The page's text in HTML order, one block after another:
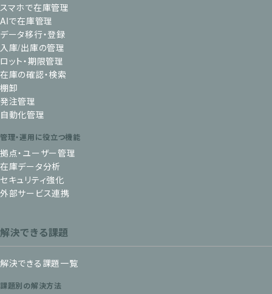
スマホで在庫管理
AIで在庫管理
データ移行・登録
入庫/出庫の管理
ロット・期限管理
在庫の確認・検索
棚卸
発注管理
自動化管理
管理・運用に役立つ機能
拠点・ユーザー管理
在庫データ分析
セキュリティ強化
外部サービス連携
解決できる課題
解決できる課題一覧
課題別の解決方法